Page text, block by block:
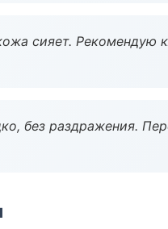
сияет. Рекомендую
без раздражения.